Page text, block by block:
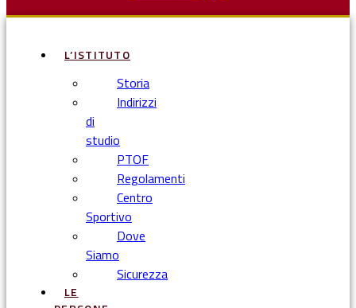
L’ISTITUTO
Storia
Indirizzi
di
studio
PTOF
Regolamenti
Centro
Sportivo
Dove
Siamo
Sicurezza
LE